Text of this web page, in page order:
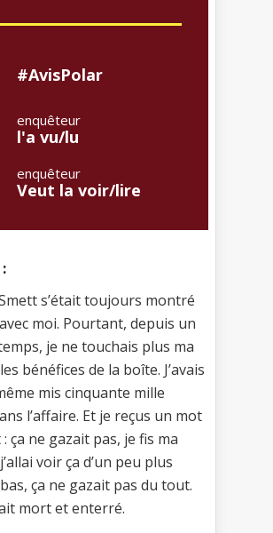
#AvisPolar
enquêteur
l'a vu/lu
enquêteur
Veut la voir/lire
s’était toujours montré
moi. Pourtant, depuis un
je ne touchais plus ma
bénéfices de la boîte. J’avais
mis cinquante mille
l’affaire. Et je reçus un mot
ça ne gazait pas, je fis ma
voir ça d’un peu plus
ça ne gazait pas du tout.
mort et enterré.